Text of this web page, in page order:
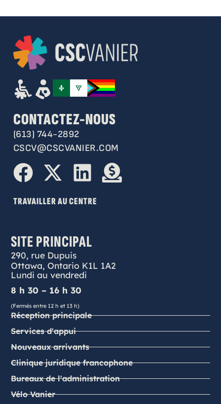
CONTACTEZ-NOUS
(613) 744-2892
CSCV@CSCVANIER.COM
TRAVAILLER AU CENTRE
SITE PRINCIPAL
290, rue Dupuis
Ottawa, Ontario K1L 1A2
Lundi au vendredi
8 h 30 – 16 h 30
(Fermés entre 12 h et 13 h)
Réception principale
Services d'appui
Nouveaux arrivants
Clinique juridique francophone
Bureaux de l'administration
Vélo Vanier